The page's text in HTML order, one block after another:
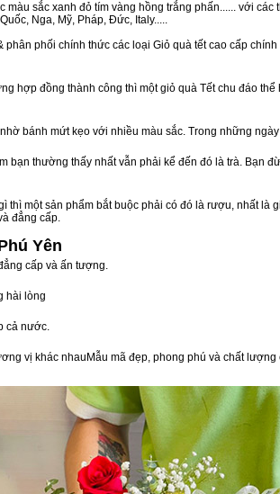
sắc xanh đỏ tím vàng hồng trắng phấn...... với
Nga, Mỹ, Pháp, Đức, Italy.....
phân phối chính thức các loại Giỏ quà tết cao cấp
hợp đồng thành công thì một giỏ quà Tết chu đáo
bánh mứt kẹo với nhiều màu sắc. Trong những
bạn thường thấy nhất vẫn phải kể đến đó là trà.
thì một sản phẩm bắt buộc phải có đó là rượu, nhất
đẳng cấp.
Yên
cấp và ấn tượng.
hài lòng
cả nước.
vị khác nhauMẫu mã đẹp, phong phú và chất lượng